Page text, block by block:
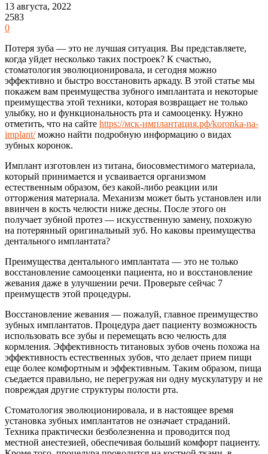
13 августа, 2022
2583
0
Потеря зуба — это не лучшая ситуация. Вы представляете,
когда уйдет несколько таких построек? К счастью,
стоматология эволюционировала, и сегодня можно
эффективно и быстро восстановить аркаду. В этой статье мы
покажем вам преимущества зубного имплантата и некоторые
преимущества этой техники, которая возвращает не только
улыбку, но и функциональность рта и самооценку. Нужно
отметить, что на сайте https://мск-имплантация.рф/koronka-na-
implant/можно найти подробную информацию о видах
зубных коронок.
Имплант изготовлен из титана, биосовместимого материала,
который принимается и усваивается организмом
естественным образом, без какой-либо реакции или
отторжения материала. Механизм может быть установлен или
ввинчен в кость челюсти ниже десны. После этого он
получает зубной протез — искусственную замену, похожую
на потерянный оригинальный зуб. Но каковы преимущества
дентального имплантата?
Преимущества дентального имплантата — это не только
восстановление самооценки пациента, но и восстановление
жевания даже в улучшении речи. Проверьте сейчас 7
преимуществ этой процедуры.
Восстановление жевания — пожалуй, главное преимущество
зубных имплантатов. Процедура дает пациенту возможность
использовать все зубы и перемещать всю челюсть для
кормления. Эффективность титановых зубов очень похожа на
эффективность естественных зубов, что делает прием пищи
еще более комфортным и эффективным. Таким образом, пища
съедается правильно, не перегружая ни одну мускулатуру и не
повреждая другие структуры полости рта.
Стоматология эволюционировала, и в настоящее время
установка зубных имплантатов не означает страданий.
Техника практически безболезненна и проводится под
местной анестезией, обеспечивая больший комфорт пациенту.